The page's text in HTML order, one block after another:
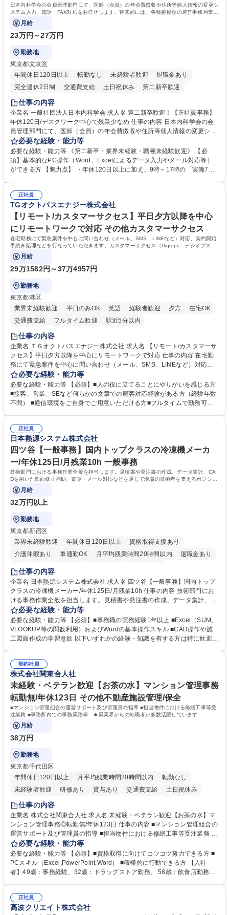
日本内科学会の会員管理部門にて、医師（会員）の年会費徴収や住所等個人情報の変更シ
ステム入力、電話・FAX対応をお任せします。将来的には、各種委員会の運営事務局業務
などにも幅広く携わっていただきます。
月給
23万円～27万円
勤務地
東京都文京区
年間休日120日以上
転勤なし 未経験者歓迎
退職金あり
完全週休2日制
交通費支給 土日祝休み 第二新卒歓迎
仕事の内容
企業名 一般社団法人日本内科学会 求人名 第二新卒歓迎！【正社員事務】
年休120日/デスクワーク中心で残業少なめ 仕事の内容 日本内科学会の会
員管理部門にて、医師（会員）の年会費徴収や住所等個人情報の変更シス
テム入力、電話・FAX対応をお任せします。将来的には、各種委員会の運
営事務局業務などにも幅広く携わっていただきます。 【会員管理・データ
入力業務】 ・医師（会員）の住所変更、個人情報のシステム登録・更新
・年会費の徴収管理や入金データの照合確認 【問い合わせ対応】 ・会員
年休120日/デスクワーク中心で残業少なめ
必要な経験・能力等
必要な経験・能力等 《第二新卒・業界未経験・職種未経験歓迎》 【必
須】基本的なPC操作（Word、Excelによるデータ入力やメール対応等）
ができる方 【魅力点】 ・年休120日以上に加え、9時～17時の「実働7時
整、資料作成、当日の運営サポート 学歴・資格 学歴：大学院 大学 語学
力： 資格：
正社員
TGオクトパスエナジー株式会社
【リモート/カスタマーサクセス】平日夕方以降を中心
にリモートワークで対応 その他カスタマーサクセス
在宅勤務にて緊急案件を中心に問い合わせ（メール、SMS、LINEなど）対応、契約開始
手続き処理などを行なっていただきます。カスタマーサクセス（Digiops：デジオプス）
と運用構築の業務となります。
月給
29万1582円～37万4957円
勤務地
東京都港区
業界未経験歓迎
平日のみOK 英語 経験者歓迎 夕方
在宅OK
交通費支給
フルタイム歓迎 駅近5分以内
仕事の内容
企業名 ＴＧオクトパスエナジー株式会社 求人名 【リモート/カスタマーサ
クセス】平日夕方以降を中心にリモートワークで対応 仕事の内容 在宅勤
務にて緊急案件を中心に問い合わせ（メール、SMS、LINEなど）対応、
契約開始手続き処理などを行なっていただきます。カスタマーサクセス
（Digiops：デジオプス）と運用構築の業務となります。 ■お問い合わせ
対応業務全般（システム入力、契約手続き含む） ■デジタルコミュニケー
ションツール（メール、SMS、LINE等）を使用 ■お客様のニーズに応じた
添ってサービス提供できることが魅力 募集職種 【リモート/カスタマーサ
クセス】平日夕方以降を中心にリモートワークで対応
必要な経験・能力等
必要な経験・能力等 【必須】■人の役に立てることにやりがいを感じる方
■接客、営業、SEなど何らかの文章での顧客対応経験がある方（経験年数
不問） ■通信環境をご自身でご用意いただける方■フルタイムで勤務可能
境に貢献したい■改善提案や改善アクション等新しいことに意欲がある方
【英語（語学力）】■翻訳ツールを用い英語でコミュニケーションをとる
ことに抵抗がない方■英語は話せなくても問題はありませんが、英語が話
せますと、よりチャンスが広がります。※日本語がネイティブレベル必須
学歴・資格 学歴：大学院 大学 高専 短大 専修学校 高校 語学力： 資格：
正社員
日本熱源システム株式会社
四ツ谷【一般事務】国内トップクラスの冷凍機メーカ
ー/年休125日/月残業10h 一般事務
技術部門における事務作業全般を担当します。見積書や発注書の作成、データ集計、CA
Dを用いた図面修正補助、電話・メール対応などを通じて現場の技術者を支えるポジショ
ンです。
月給
32万円以上
勤務地
東京都新宿区
業界未経験歓迎
年間休日120日以上
資格取得支援あり
介護休暇あり
車通勤OK 月平均残業時間20時間以内
退職金あり
賞与あり
交通費支給
仕事の内容
企業名 日本熱源システム株式会社 求人名 四ツ谷【一般事務】国内トップ
クラスの冷凍機メーカー/年休125日/月残業10h 仕事の内容 技術部門にお
ける事務作業全般を担当します。見積書や発注書の作成、データ集計、C
ADを用いた図面修正補助、電話・メール対応などを通じて現場の技術者
を支えるポジションです。 【仕事内容】■資料の整理、作成、ファイリン
グ、受発注等のデータ入力 ■工事見積書や発注書など案件に関する書面の
作成および管理■Excel関数を用いたデータ集計および管理■CAD操作によ
中で少しずつ身につけられますので、専門知識を持たない方でも安心して
ご応募いただけます。 募集職種 四ツ谷【一般事務】国内トップクラスの
冷凍機メーカー/年休125日/月残業10h
必要な経験・能力等
必要な経験・能力等 【必須】■事務職の実務経験1年以上 ■Excel（SUM、
VLOOKUP等の関数利用）およびWordの基本操作スキル ■CAD操作や施
工図面作成の学習意欲 以下いずれかの経験・知識を有する方は特に歓迎し
を使用しますが既存フォーマットへの入力・修正が中心です。一から関数
を組むことはありませんのでご安心ください。 学歴・資格 学歴：大学院
大学 高専 短大 専修学校 高校 語学力： 資格：第一種運転免許普通自動車
契約社員
株式会社関東合人社
未経験・ベテラン歓迎【お茶の水】マンション管理事務
転勤無/年休123日 その他不動産施設管理/保全
■マンション管理組合の運営サポート及び管理員の指導 ■担当物件における修繕工事等受
注業務 ■事務所内での事務業務等 ★異業界からの転職者が多数活躍しています
月給
38万円
勤務地
東京都千代田区
年間休日120日以上
月平均残業時間20時間以内
転勤なし
未経験者歓迎
研修あり 賞与あり 交通費支給 土日祝休み
仕事の内容
企業名 株式会社関東合人社 求人名 未経験・ベテラン歓迎【お茶の水】マ
ンション管理事務◎転勤無/年休123日 仕事の内容 ■マンション管理組合の
運営サポート及び管理員の指導 ■担当物件における修繕工事等受注業務 ■
事務所内での事務業務等 ★異業界からの転職者が多数活躍しています
【年収補足】532万円 ＋別途インセンティヴで平均約100万円/年（昨年度
実績） ＋管理業務主任者資格手当50,000円/月 ★親会社である株式会社合
人社計画研究所社のグループ会社として、質の高いサービスと適性価格を
無/年休123日
必要な経験・能力等
必要な経験・能力等 【必須】■資格取得に向けてコツコツ努力できる方 ■
PCスキル（Excel,PowerPoint,Word） ■積極的に行動できる方 【入社
者】49歳：事務経験、32歳：ドラッグストア勤務、 58歳：飲食店勤務
得出来ております！ 【魅力】■フレックス制度、未経験からでも下限年収
を一律支給！ ■管理業務主任者資格取得後には50,000円/月の手当あり！
正社員
高波クリエイト株式会社